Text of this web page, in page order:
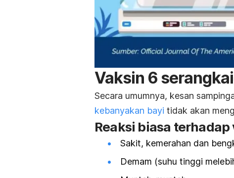
Vaksin 6
Secara umumnya, kesan
kebanyakan bayi tidak akan
Reaksi biasa terhadap
Sakit, kemerahan dan
Demam (suhu tinggi